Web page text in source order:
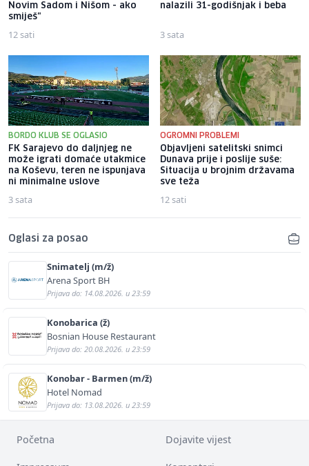
Novim Sadom i Nišom - ako
smiješ"
12 sati
nalazili 31-godišnjak i beba
3 sata
BORDO KLUB SE OGLASIO
FK Sarajevo do daljnjeg ne
može igrati domaće utakmice
na Koševu, teren ne ispunjava
ni minimalne uslove
3 sata
OGROMNI PROBLEMI
Objavljeni satelitski snimci
Dunava prije i poslije suše:
Situacija u brojnim državama
sve teža
12 sati
Oglasi za posao
Snimatelj (m/ž)
Arena Sport BH
Prijava do: 14.08.2026. u 23:59
Konobarica (ž)
Bosnian House Restaurant
Prijava do: 20.08.2026. u 23:59
Konobar - Barmen (m/ž)
Hotel Nomad
Prijava do: 13.08.2026. u 23:59
Početna Dojavite vijest